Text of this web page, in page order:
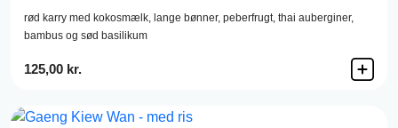
rød karry med kokosmælk, lange bønner, peberfrugt, thai auberginer,
bambus og sød basilikum
125,00 kr.